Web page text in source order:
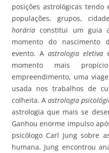
posições astrológicas
populações, grupos,
horária constitui um guia
momento do
evento. A astrologia eletiva
momento mais
empreendimento, uma
usada nos trabalhos de
colheita. Aastrologia
astrologia que mais se
Ganhou enorme impulso
psicólogo Carl Jung sobre
humana. Jung encontrou